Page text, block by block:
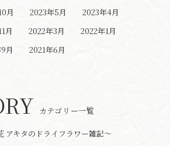
月 2023年5月
2023年4月
月 2022年3月
2022年1月
月 2021年6月
カテゴリー一覧
アキタのドライフラワー雑記～